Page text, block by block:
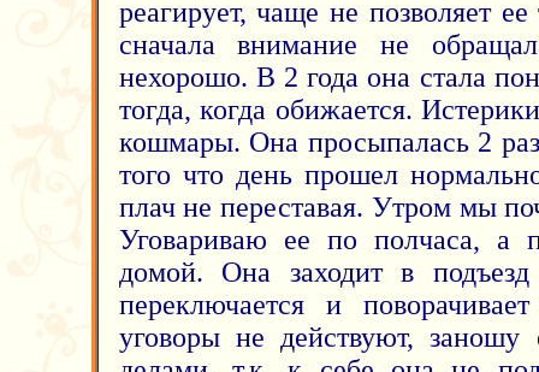
реагирует, чаще не позволяет
сначала внимание не
нехорошо. В 2 года она стала
тогда, когда обижается.
кошмары. Она просыпалась 2
того что день прошел
плач не переставая. Утром мы
Уговариваю ее по полчаса, а
домой. Она заходит в
переключается и
уговоры не действуют,